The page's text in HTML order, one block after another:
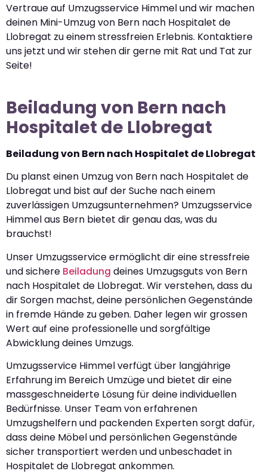
Vertraue auf Umzugsservice Himmel und wir machen
deinen Mini-Umzug von Bern nach Hospitalet de
Llobregat zu einem stressfreien Erlebnis. Kontaktiere
uns jetzt und wir stehen dir gerne mit Rat und Tat zur
Seite!
Beiladung von Bern nach
Hospitalet de Llobregat
Beiladung von Bern nach Hospitalet de Llobregat
Du planst einen Umzug von Bern nach Hospitalet de
Llobregat und bist auf der Suche nach einem
zuverlässigen Umzugsunternehmen? Umzugsservice
Himmel aus Bern bietet dir genau das, was du
brauchst!
Unser Umzugsservice ermöglicht dir eine stressfreie
und sichere Beiladung deines Umzugsguts von Bern
nach Hospitalet de Llobregat. Wir verstehen, dass du
dir Sorgen machst, deine persönlichen Gegenstände
in fremde Hände zu geben. Daher legen wir grossen
Wert auf eine professionelle und sorgfältige
Abwicklung deines Umzugs.
Umzugsservice Himmel verfügt über langjährige
Erfahrung im Bereich Umzüge und bietet dir eine
massgeschneiderte Lösung für deine individuellen
Bedürfnisse. Unser Team von erfahrenen
Umzugshelfern und packenden Experten sorgt dafür,
dass deine Möbel und persönlichen Gegenstände
sicher transportiert werden und unbeschadet in
Hospitalet de Llobregat ankommen.